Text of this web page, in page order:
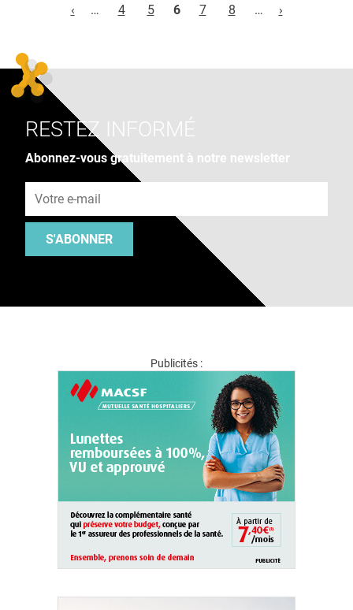
‹
… 4 5 6 7 8 … ›
RESTEZ INFORMÉ
Abonnez-vous gratuitement à notre newsletter
S'ABONNER
Publicités :